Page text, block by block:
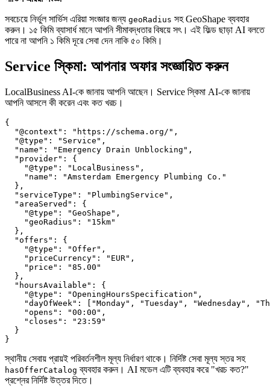
সবচেয়ে নির্ভুল সার্ভিস এরিয়া সংজ্ঞার জন্য geoRadius সহ GeoShape ব্যবহার
করুন। ১৫ কিমি ব্যাসার্ধ মানে আপনি সীমাবদ্ধতার বিষয়ে সৎ। এই ফিল্ড ছাড়া AI বলতে
পারে না আপনি ১ কিমি দূরে সেবা দেন নাকি ৫০ কিমি।
Service স্কিমা: আপনার অফার সংজ্ঞায়িত করুন
LocalBusiness AI-কে জানায় আপনি আছেন। Service স্কিমা AI-কে জানায়
আপনি আসলে কী করেন এবং কত খরচ।
{
  "@context": "https://schema.org/",
  "@type": "Service",
  "name": "Emergency Drain Unblocking",
  "provider": {
    "@type": "LocalBusiness",
    "name": "Amsterdam Emergency Plumbing Co."
  },
  "serviceType": "PlumbingService",
  "areaServed": {
    "@type": "GeoShape",
    "geoRadius": "15km"
  },
  "offers": {
    "@type": "Offer",
    "priceCurrency": "EUR",
    "price": "85.00"
  },
  "hoursAvailable": {
    "@type": "OpeningHoursSpecification",
"dayOfWeek": ["Monday", "Tuesday", "Wednesday",
    "opens": "00:00",
    "closes": "23:59"
  }
}
স্থানীয় সেবায় প্রায়ই পরিবর্তনশীল মূল্য নির্ধারণ থাকে। নির্দিষ্ট সেবা মূল্য স্তর সহ
hasOfferCatalog ব্যবহার করুন। AI মডেল এটি ব্যবহার করে "খরচ কত?"
প্রশ্নের নির্দিষ্ট উত্তর দিতে।